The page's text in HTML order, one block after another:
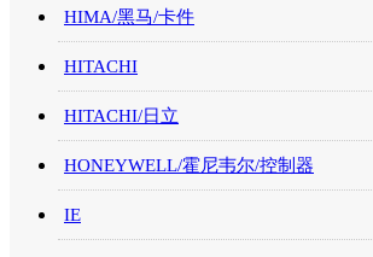
HIMA/黑马/卡件
HITACHI
HITACHI/日立
HONEYWELL/霍尼韦尔/控制器
IE